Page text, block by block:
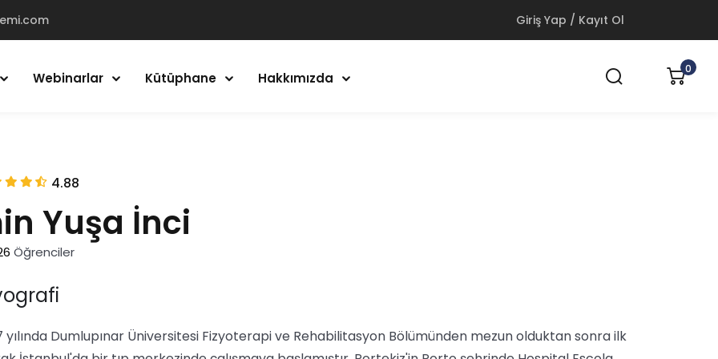
Giriş Yap / Kayıt Ol
Webinarlar Kütüphane Hakkımızda
0
Yuşa İnci
Öğrenciler
4.88
yılında Dumlupınar Üniversitesi Fizyoterapi ve Rehabilitasyon Bölümünden mezun olduktan sonra ilk
Giriş Yap
Hesabın yok mu?